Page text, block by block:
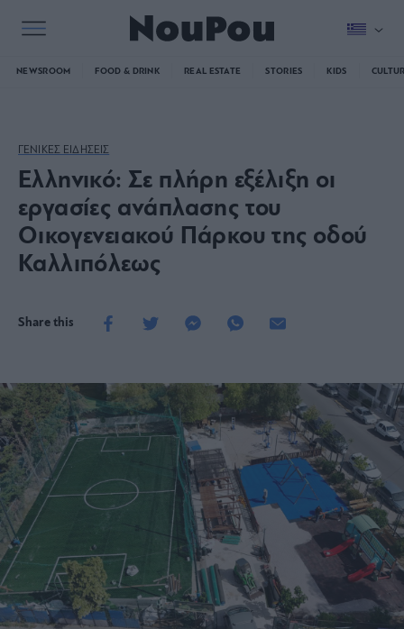
NEWSROOM FOOD & DRINK REAL ESTATE STORIES KIDS
ΓΕΝΙΚΕΣ ΕΙΔΗΣΕΙΣ
Ελληνικό: Σε πλήρη εξέλιξη οι
εργασίες ανάπλασης του
Οικογενειακού Πάρκου της οδού
Καλλιπόλεως
Share this